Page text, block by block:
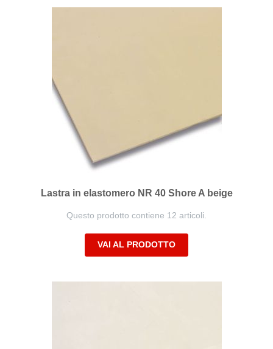
Lastra in elastomero NR 40 Shore A beige
Questo prodotto contiene 12 articoli.
VAI AL PRODOTTO